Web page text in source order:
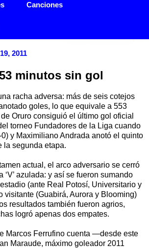
Canciones
2011
minutos sin gol
racha adversa: más de seis cotejos
goles, lo que equivale a 553
Oruro consiguió el último gol oficial
torneo Fundadores de la Liga cuando
y Maximiliano Andrada anotó el quinto
la segunda etapa.
actual, el arco adversario se cerró
‘V’ azulada: y así se fueron sumando
(ante Real Potosí, Universitario y
visitante (Guabirá, Aurora y Blooming)
resultados también fueron agrios,
logró apenas dos empates.
Marcos Ferrufino cuenta —desde este
Maraude, máximo goleador 2011